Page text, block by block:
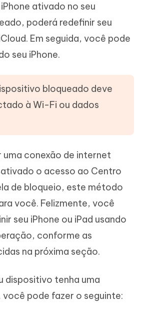
ativado no seu
poderá redefinir seu
Em seguida, você pode
seu iPhone.
bloqueado deve
à Wi-Fi ou dados
conexão de internet
o acesso ao Centro
de bloqueio, este método
você. Felizmente, você
seu iPhone ou iPad usando
conforme as
na próxima seção.
dispositivo tenha uma
você pode fazer o seguinte: